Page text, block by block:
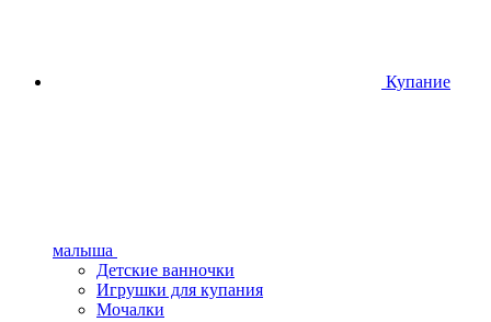
Купание
малыша
Детские ванночки
Игрушки для купания
Мочалки